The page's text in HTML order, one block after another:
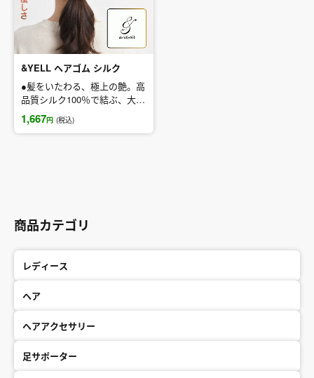
&YELL ヘアゴム シルク
●髪をいたわる、極上の艶。高
品質シルク100％で結ぶ、大人
の可愛いを演出
摩擦を最小限に抑え、髪への
ダメージを守ります。
事中やリラックスタイム、就
寝時のヘアケアとしても最適
シルク100％を採用していま
ミノ酸成分を含んでいるた
め、
1,667円 (税込)
商品カテゴリ
レディース
ヘア
ヘアアクセサリー
足サポーター